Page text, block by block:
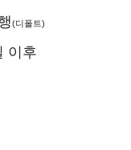
(디폴트)
이후